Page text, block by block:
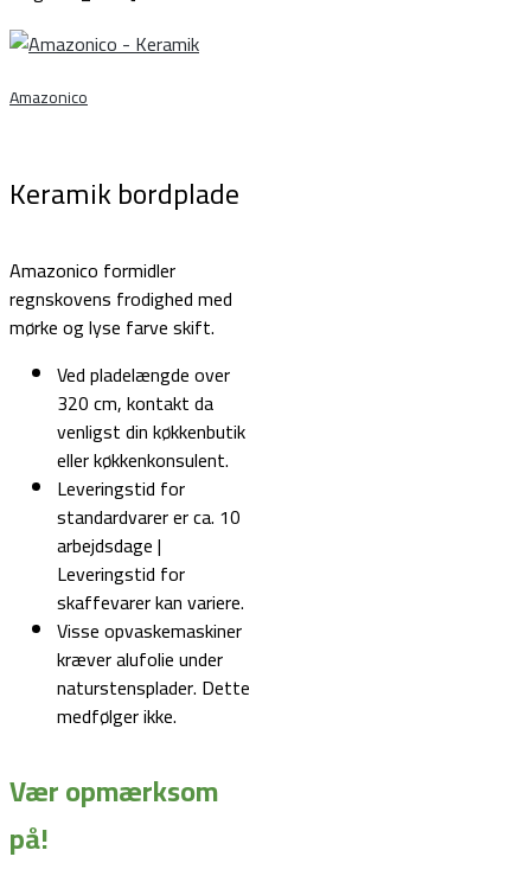
Amazonico
Keramik bordplade
Amazonico formidler
regnskovens frodighed med
mørke og lyse farve skift.
Ved pladelængde over
320 cm, kontakt da
venligst din køkkenbutik
eller køkkenkonsulent.
Leveringstid for
standardvarer er ca. 10
arbejdsdage |
Leveringstid for
skaffevarer kan variere.
Visse opvaskemaskiner
kræver alufolie under
naturstensplader. Dette
medfølger ikke.
Vær opmærksom
på!